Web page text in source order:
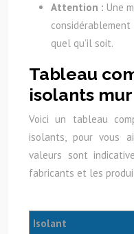
Attention : Une
quel qu’il soit.
Tableau
isolants
Voici un tableau
isolants, pour vous
valeurs sont
fabricants et les
Isolant